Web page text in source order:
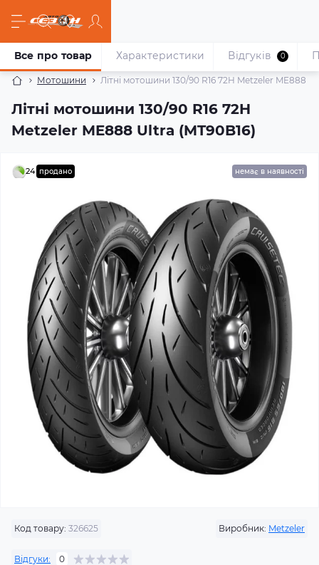
Мотошини Літні мотошини 130/90 R16 72H Metzeler ME888
Літні мотошини 130/90 R16 72H
Metzeler ME888 Ultra (MT90B16)
Все про товар Характеристики Відгуків 0
24 продано немає в наявності
Код товару: 326625 Виробник: Metzeler
Відгуки: 0